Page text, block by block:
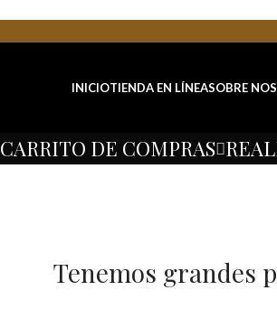
INICIOTIENDA EN LÍNEASOBRE
CARRITO DE COMPRAS
Tenemos grandes